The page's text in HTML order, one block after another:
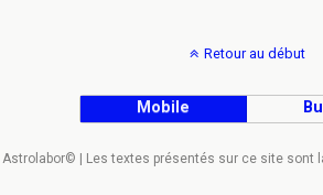
Retour au début
Mobile
Astrolabor© | Les textes présentés sur ce site sont